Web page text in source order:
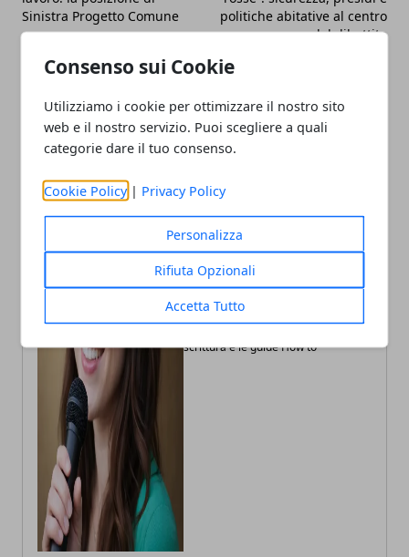
Consenso sui Cookie
Utilizziamo i cookie per ottimizzare il nostro sito
web e il nostro servizio. Puoi scegliere a quali
categorie dare il tuo consenso.
Cookie Policy | Privacy Policy
Personalizza
Rifiuta Opzionali
Accetta Tutto
Sinistra Progetto Comune
politiche abitative al centro
del dibattito
Annalisa Biasi
scrittura e le guide How to